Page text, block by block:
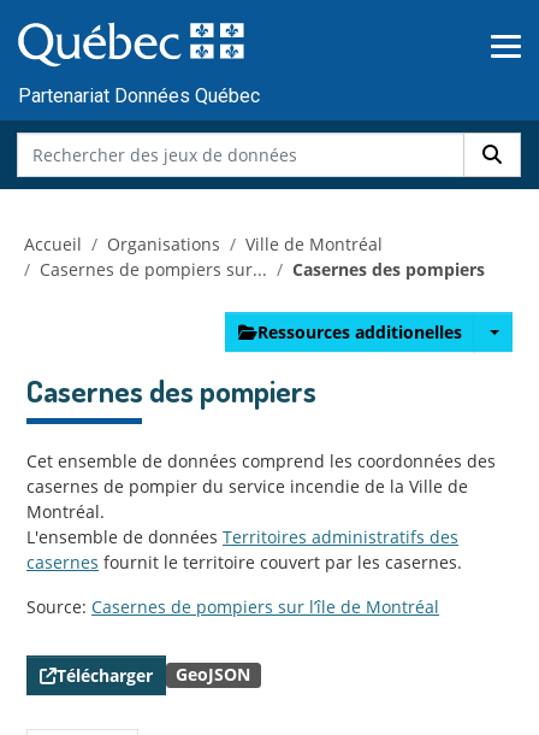
au
contenu
Partenariat Données Québec
Accueil Organisations
Ville de Montréal
Casernes de pompiers sur...
Casernes des pompiers
Ressources additionelles
Casernes des pompiers
Cet ensemble de données comprend les coordonnées des
casernes de pompier du service incendie de la Ville de
Montréal.
L'ensemble de données Territoires administratifs des
casernes fournit le territoire couvert par les casernes.
Source: Casernes de pompiers sur l’île de Montréal
Télécharger GeoJSON